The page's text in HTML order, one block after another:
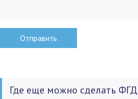
Где еще можно сделать